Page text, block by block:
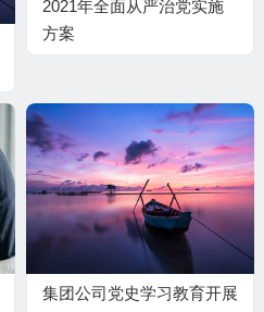
2021年全面从严治党实施
方案
集团公司党史学习教育开展